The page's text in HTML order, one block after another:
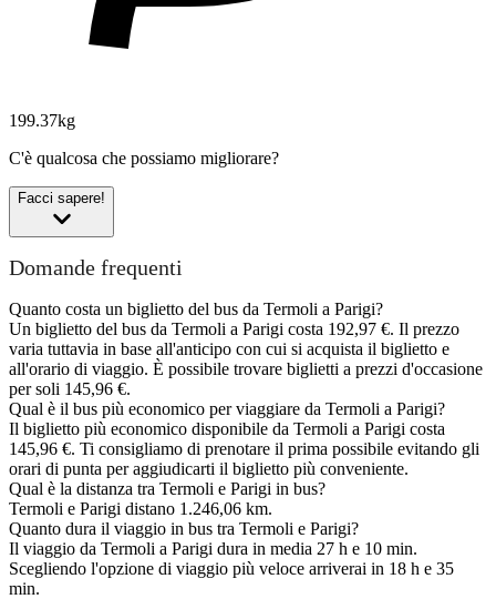
199.37kg
C'è qualcosa che possiamo migliorare?
Facci sapere!
Domande frequenti
Quanto costa un biglietto del bus da Termoli a Parigi?
Un biglietto del bus da Termoli a Parigi costa 192,97 €. Il prezzo
varia tuttavia in base all'anticipo con cui si acquista il biglietto e
all'orario di viaggio. È possibile trovare biglietti a prezzi d'occasione
per soli 145,96 €.
Qual è il bus più economico per viaggiare da Termoli a Parigi?
Il biglietto più economico disponibile da Termoli a Parigi costa
145,96 €. Ti consigliamo di prenotare il prima possibile evitando gli
orari di punta per aggiudicarti il biglietto più conveniente.
Qual è la distanza tra Termoli e Parigi in bus?
Termoli e Parigi distano 1.246,06 km.
Quanto dura il viaggio in bus tra Termoli e Parigi?
Il viaggio da Termoli a Parigi dura in media 27 h e 10 min.
Scegliendo l'opzione di viaggio più veloce arriverai in 18 h e 35
min.